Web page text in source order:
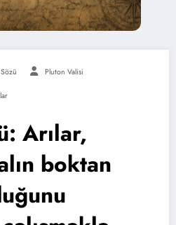
Pluton Valisi
Arılar,
boktan